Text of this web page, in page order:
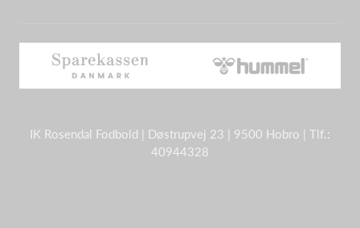
IK Rosendal Fodbold | Døstrupvej 23 | 9500 Hobro | Tlf.:
40944328